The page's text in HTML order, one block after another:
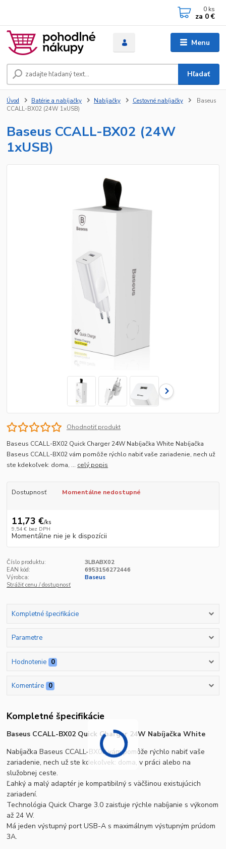
Menu
Hľadať
0 ks
za 0 €
Úvod Batérie a nabíjačky Nabíjačky Cestovné nabíjačky
Baseus
CCALL-BX02 (24W 1xUSB)
Baseus CCALL-BX02 (24W
1xUSB)
Ohodnotiť produkt
Baseus CCALL-BX02 Quick Charger 24W Nabíjačka White Nabíjačka
Baseus CCALL-BX02 vám pomôže rýchlo nabiť vaše zariadenie, nech už
ste kdekoľvek: doma, ... celý popis
Dostupnosť Momentálne nedostupné
11,73 €/ks
9,54 € bez DPH
Momentálne nie je k dispozícii
Číslo produktu:
3LBABX02
EAN kód:
6953156272446
Výrobca:
Baseus
Strážiť cenu / dostupnosť
Kompletné špecifikácie
Parametre
Hodnotenie 0
Komentáre 0
Kompletné špecifikácie
Baseus CCALL-BX02 Quick Charger 24W Nabíjačka White
Nabíjačka Baseus CCALL-BX02 vám pomôže rýchlo nabiť vaše
zariadenie, nech už ste kdekoľvek: doma, v práci alebo na
služobnej ceste.
Ľahký a malý adaptér je kompatibilný s väčšinou existujúcich
zariadení.
Technológia Quick Charge 3.0 zaisťuje rýchle nabíjanie s výkonom
až 24 W.
Má jeden výstupný port USB-A s maximálnym výstupným prúdom
3A.